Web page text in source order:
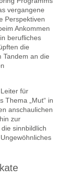
vergangene
Perspektiven
Ankommen
berufliches
die
Tandem an die
für
Thema „Mut“ in
anschaulichen
zur
sinnbildlich